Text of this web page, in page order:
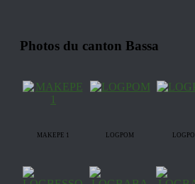
Photos du canton Bassa
MAKEPE 1 LOGPOM